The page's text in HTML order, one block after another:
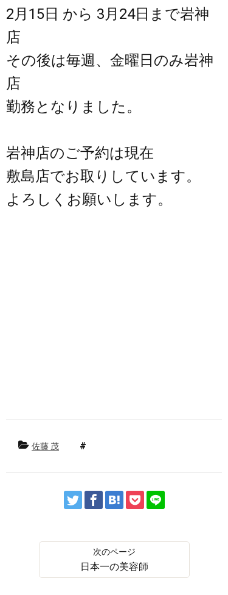
2月15日 から 3月24日まで岩神
店
その後は毎週、金曜日のみ岩神
店
勤務となりました。
岩神店のご予約は現在
敷島店でお取りしています。
よろしくお願いします。
佐藤 茂
日本一の美容師